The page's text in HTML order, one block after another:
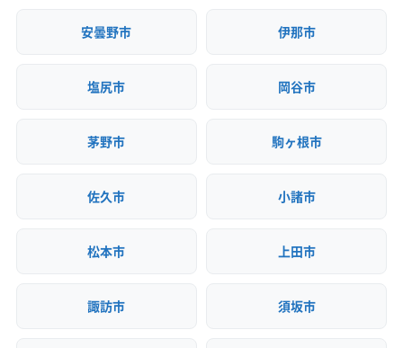
中川村は広域連合の南端にあるため、これらの施設
運搬効率の悪さが、収集運搬費の見積もりが高くな
については、許可を受けた民間の中間処理施設へ搬
策・リス
建設リサイクル届
安曇野市 伊那市
塩尻市 岡谷市
茅野市 駒ヶ根市
佐久市 小諸市
松本市 上田市
諏訪市 須坂市